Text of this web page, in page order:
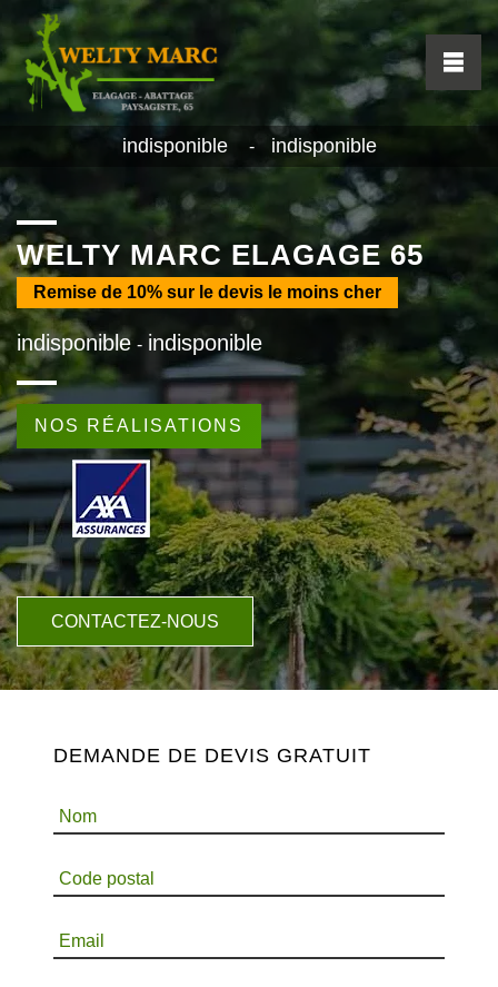
indisponible - indisponible
WELTY MARC ELAGAGE 65
Remise de 10% sur le devis le moins cher
indisponible - indisponible
NOS RÉALISATIONS
CONTACTEZ-NOUS
DEMANDE DE DEVIS GRATUIT
Nom
Code postal
Email